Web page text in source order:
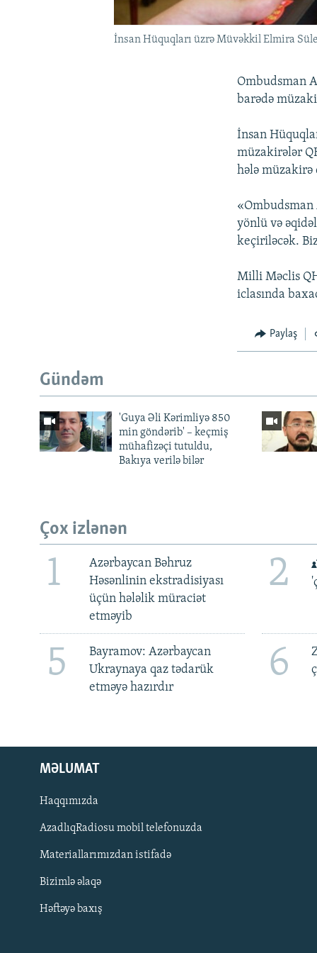
İnsan Hüquqları üzrə Müvəkkil Elmira
Ombudsman
barədə
İnsan
müzakirələr
hələ müzakirə
yönlü və
keçiriləcək.
Milli Məclis
iclasında
Paylaş
Gündəm
'Guya Əli Kərimliyə 850
min göndərib' – keçmiş
mühafizəçi tutuldu,
Bakıya verilə bilər
Çox izlənən
1
Azərbaycan Bəhruz
Həsənlinin ekstradisiyası
üçün hələlik müraciət
etməyib
2
5
Bayramov: Azərbaycan
Ukraynaya qaz tədarük
etməyə hazırdır
6
MƏLUMAT
Haqqımızda
AzadlıqRadiosu mobil telefonuzda
Materiallarımızdan istifadə
Bizimlə əlaqə
Həftəyə baxış